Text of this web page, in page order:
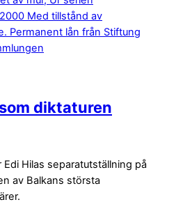
diktaturen
Hilas separatutställning på
av Balkans största